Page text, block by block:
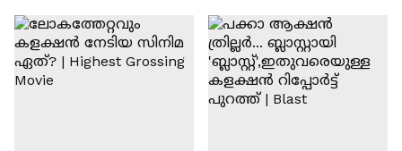
സിനിമയിലെ
'അമ്മമ്മ' ഡോളി
ജൂൺ | Balan
ടൈംസ്' | Mollywood
Times